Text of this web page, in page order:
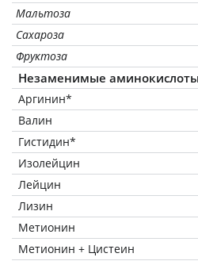
Мальтоза
Сахароза
Фруктоза
Незаменимые аминокислоты
Аргинин*
Валин
Гистидин*
Изолейцин
Лейцин
Лизин
Метионин
Метионин + Цистеин